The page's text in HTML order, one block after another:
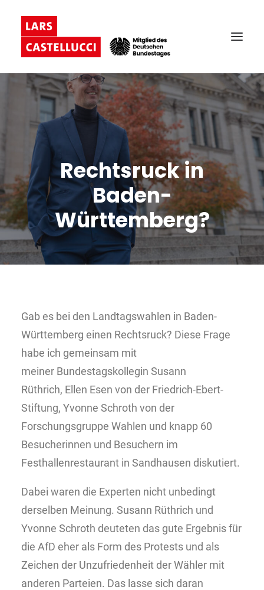
Rechtsruck in
Baden-
Württemberg?
Gab es bei den Landtagswahlen in Baden-
Württemberg einen Rechtsruck? Diese Frage
habe ich gemeinsam mit
meiner Bundestagskollegin Susann
Rüthrich, Ellen Esen von der Friedrich-Ebert-
Stiftung, Yvonne Schroth von der
Forschungsgruppe Wahlen und knapp 60
Besucherinnen und Besuchern im
Festhallenrestaurant in Sandhausen diskutiert.
Dabei waren die Experten nicht unbedingt
derselben Meinung. Susann Rüthrich und
Yvonne Schroth deuteten das gute Ergebnis für
die AfD eher als Form des Protests und als
Zeichen der Unzufriedenheit der Wähler mit
anderen Parteien. Das lasse sich daran